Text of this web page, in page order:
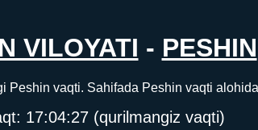
VILOYATI - PESHIN
Peshin vaqti. Sahifada Peshin vaqti
17:04:27 (qurilmangiz vaqti)